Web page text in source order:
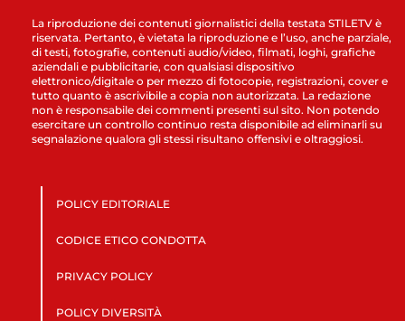
La riproduzione dei contenuti giornalistici della testata STILETV è
riservata. Pertanto, è vietata la riproduzione e l’uso, anche parziale,
di testi, fotografie, contenuti audio/video, filmati, loghi, grafiche
aziendali e pubblicitarie, con qualsiasi dispositivo
elettronico/digitale o per mezzo di fotocopie, registrazioni, cover e
tutto quanto è ascrivibile a copia non autorizzata. La redazione
non è responsabile dei commenti presenti sul sito. Non potendo
esercitare un controllo continuo resta disponibile ad eliminarli su
segnalazione qualora gli stessi risultano offensivi e oltraggiosi.
POLICY EDITORIALE
CODICE ETICO CONDOTTA
PRIVACY POLICY
POLICY DIVERSITÀ